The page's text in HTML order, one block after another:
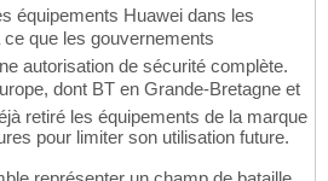
équipements Huawei dans les
ce que les gouvernements
autorisation de sécurité complète.
dont BT en Grande-Bretagne et
retiré les équipements de la marque
pour limiter son utilisation future.